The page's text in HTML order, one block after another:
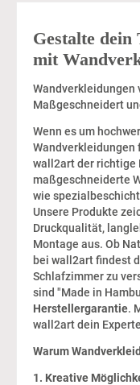
Gestalte
mit
Wandverkleidungen
Maßgeschneidert
Wenn es um
Wandverkleidungen
wall2art der richtige
maßgeschneiderte
wie
Unsere Produkte
Druckqualität,
Montage aus. Ob
bei wall2art findest
Schlafzimmer zu
sind "Made in
Herstellergarantie.
wall2art dein
Warum
1. Kreative